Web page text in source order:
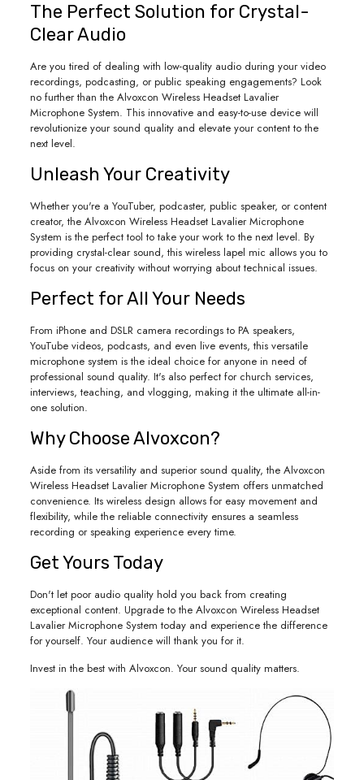
The Perfect Solution for Crystal-
Clear Audio
Are you tired of dealing with low-quality audio during your video
recordings, podcasting, or public speaking engagements? Look
no further than the Alvoxcon Wireless Headset Lavalier
Microphone System. This innovative and easy-to-use device will
revolutionize your sound quality and elevate your content to the
next level.
Unleash Your Creativity
Whether you're a YouTuber, podcaster, public speaker, or content
creator, the Alvoxcon Wireless Headset Lavalier Microphone
System is the perfect tool to take your work to the next level. By
providing crystal-clear sound, this wireless lapel mic allows you to
focus on your creativity without worrying about technical issues.
Perfect for All Your Needs
From iPhone and DSLR camera recordings to PA speakers,
YouTube videos, podcasts, and even live events, this versatile
microphone system is the ideal choice for anyone in need of
professional sound quality. It's also perfect for church services,
interviews, teaching, and vlogging, making it the ultimate all-in-
one solution.
Why Choose Alvoxcon?
Aside from its versatility and superior sound quality, the Alvoxcon
Wireless Headset Lavalier Microphone System offers unmatched
convenience. Its wireless design allows for easy movement and
flexibility, while the reliable connectivity ensures a seamless
recording or speaking experience every time.
Get Yours Today
Don't let poor audio quality hold you back from creating
exceptional content. Upgrade to the Alvoxcon Wireless Headset
Lavalier Microphone System today and experience the difference
for yourself. Your audience will thank you for it.
Invest in the best with Alvoxcon. Your sound quality matters.